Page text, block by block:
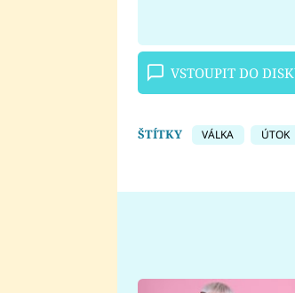
VSTOUPIT DO
ŠTÍTKY VÁLKA ÚTOK